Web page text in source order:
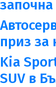
започна
приз за
Kia
SUV в